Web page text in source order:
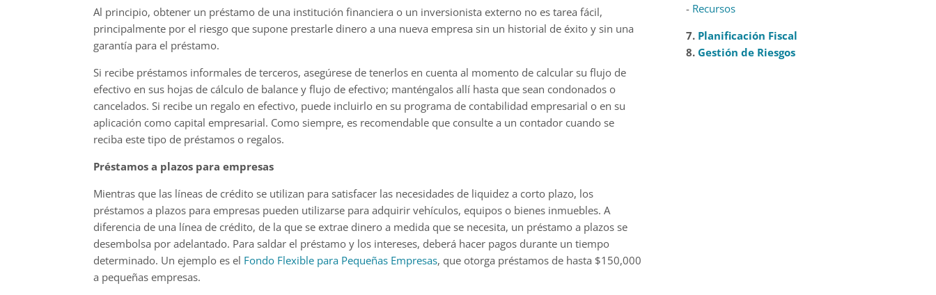
Al principio, obtener un préstamo de una institución financiera o un inversionista externo no es tarea fácil,
principalmente por el riesgo que supone prestarle dinero a una nueva empresa sin un historial de éxito y sin una
garantía para el préstamo.
Si recibe préstamos informales de terceros, asegúrese de tenerlos en cuenta al momento de calcular su flujo de
efectivo en sus hojas de cálculo de balance y flujo de efectivo; manténgalos allí hasta que sean condonados o
cancelados. Si recibe un regalo en efectivo, puede incluirlo en su programa de contabilidad empresarial o en su
aplicación como capital empresarial. Como siempre, es recomendable que consulte a un contador cuando se
reciba este tipo de préstamos o regalos.
Préstamos a plazos para empresas
Mientras que las líneas de crédito se utilizan para satisfacer las necesidades de liquidez a corto plazo, los
préstamos a plazos para empresas pueden utilizarse para adquirir vehículos, equipos o bienes inmuebles. A
diferencia de una línea de crédito, de la que se extrae dinero a medida que se necesita, un préstamo a plazos se
desembolsa por adelantado. Para saldar el préstamo y los intereses, deberá hacer pagos durante un tiempo
determinado. Un ejemplo es el Fondo Flexible para Pequeñas Empresas, que otorga préstamos de hasta $150,000
a pequeñas empresas.
- Recursos
7. Planificación Fiscal
8.Gestión de Riesgos